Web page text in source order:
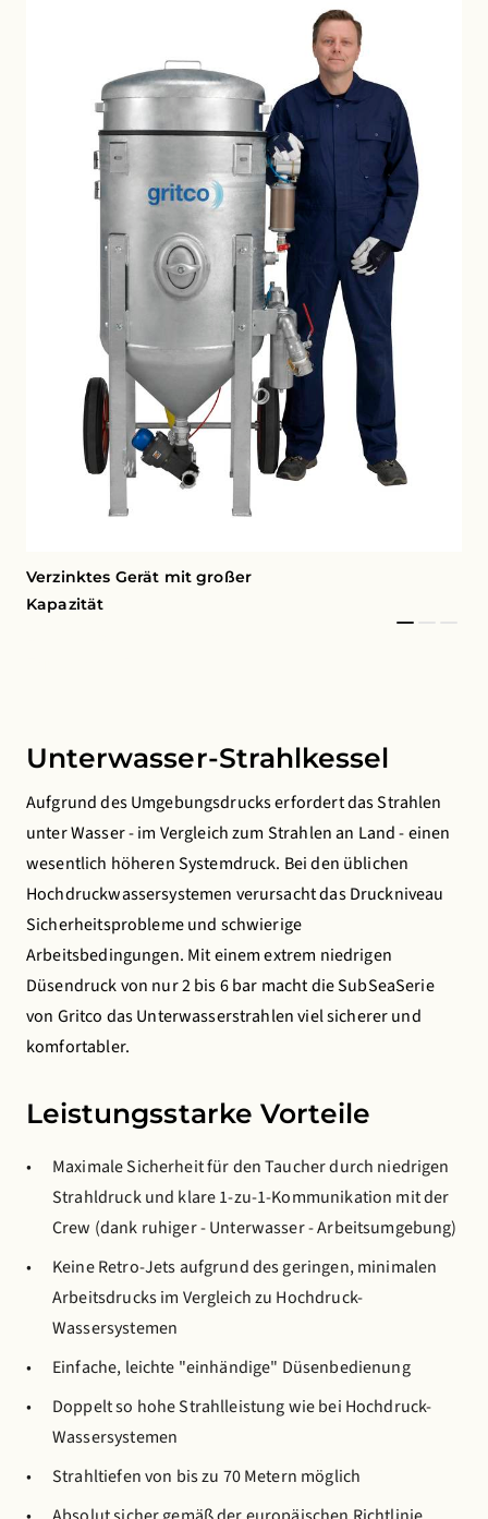
Verzinktes Gerät mit großer
Kapazität
Unterwasser-Strahlkessel
Aufgrund des Umgebungsdrucks erfordert das Strahlen
unter Wasser - im Vergleich zum Strahlen an Land - einen
wesentlich höheren Systemdruck. Bei den üblichen
Hochdruckwassersystemen verursacht das Druckniveau
Sicherheitsprobleme und schwierige
Arbeitsbedingungen. Mit einem extrem niedrigen
Düsendruck von nur 2 bis 6 bar macht die SubSeaSerie
von Gritco das Unterwasserstrahlen viel sicherer und
komfortabler.
Leistungsstarke Vorteile
Maximale Sicherheit für den Taucher durch niedrigen
Strahldruck und klare 1-zu-1-Kommunikation mit der
Crew (dank ruhiger - Unterwasser - Arbeitsumgebung)
Keine Retro-Jets aufgrund des geringen, minimalen
Arbeitsdrucks im Vergleich zu Hochdruck-
Wassersystemen
Einfache, leichte "einhändige" Düsenbedienung
Doppelt so hohe Strahlleistung wie bei Hochdruck-
Wassersystemen
Strahltiefen von bis zu 70 Metern möglich
Alle Cookies akzeptieren
Save preferences